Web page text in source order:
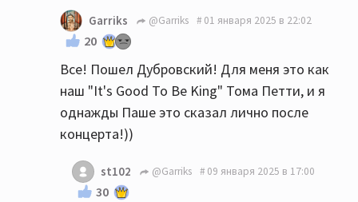
Garriks @Garriks 01 января 2025 в 22:02
20
Все! Пошел Дубровский! Для меня это как
наш "It's Good To Be King" Тома Петти, и я
однажды Паше это сказал лично после
концерта!))
st102 @Garriks 09 января 2025 в 17:00
30